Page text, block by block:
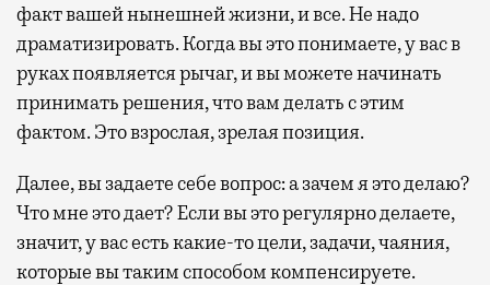
факт вашей нынешней жизни, и все. Не надо
драматизировать. Когда вы это понимаете, у вас в
руках появляется рычаг, и вы можете начинать
принимать решения, что вам делать с этим
фактом. Это взрослая, зрелая позиция.
Далее, вы задаете себе вопрос: а зачем я это делаю?
Что мне это дает? Если вы это регулярно делаете,
значит, у вас есть какие-то цели, задачи, чаяния,
которые вы таким способом компенсируете.